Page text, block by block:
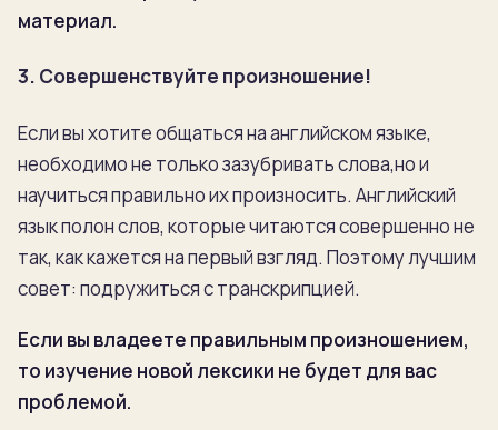
материал.
3. Совершенствуйте произношение!
Если вы хотите общаться на английском языке,
необходимо не только зазубривать слова,но и
научиться правильно их произносить. Английский
язык полон слов, которые читаются совершенно не
так, как кажется на первый взгляд. Поэтому лучшим
совет: подружиться с транскрипцией.
Если вы владеете правильным произношением,
то изучение новой лексики не будет для вас
проблемой.